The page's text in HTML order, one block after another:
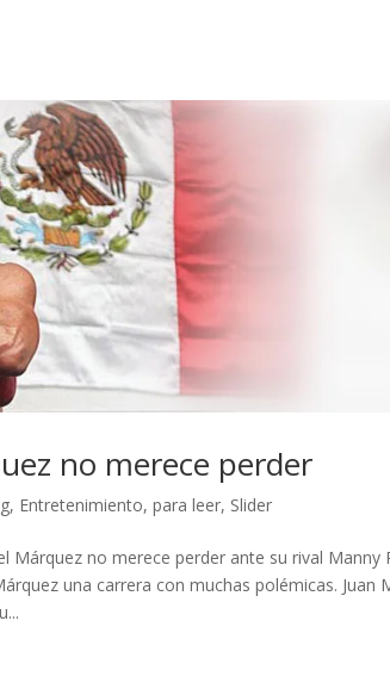
no merece perder
, Entretenimiento,para leer, Slider
Márquez no merece perder ante su rival
una carrera con muchas polémicas. Juan